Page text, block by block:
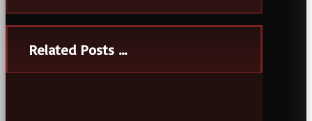
Related Posts ...